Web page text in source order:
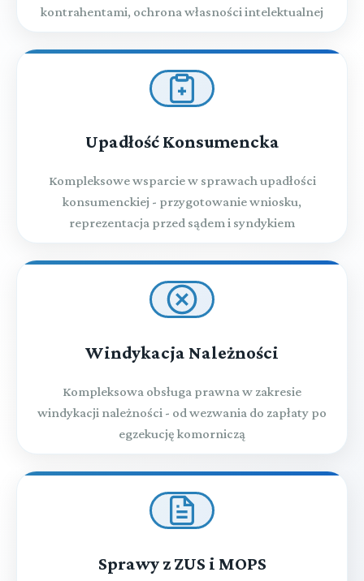
kontrahentami, ochrona własności intelektualnej
Upadłość Konsumencka
Kompleksowe wsparcie w sprawach upadłości
konsumenckiej - przygotowanie wniosku,
reprezentacja przed sądem i syndykiem
Windykacja Należności
Kompleksowa obsługa prawna w zakresie
windykacji należności - od wezwania do zapłaty po
egzekucję komorniczą
Sprawy z ZUS i MOPS